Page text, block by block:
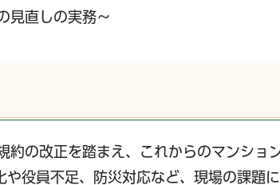
見直しの実務～
の改正を踏まえ、これからのマンショ
役員不足、防災対応など、現場の課題